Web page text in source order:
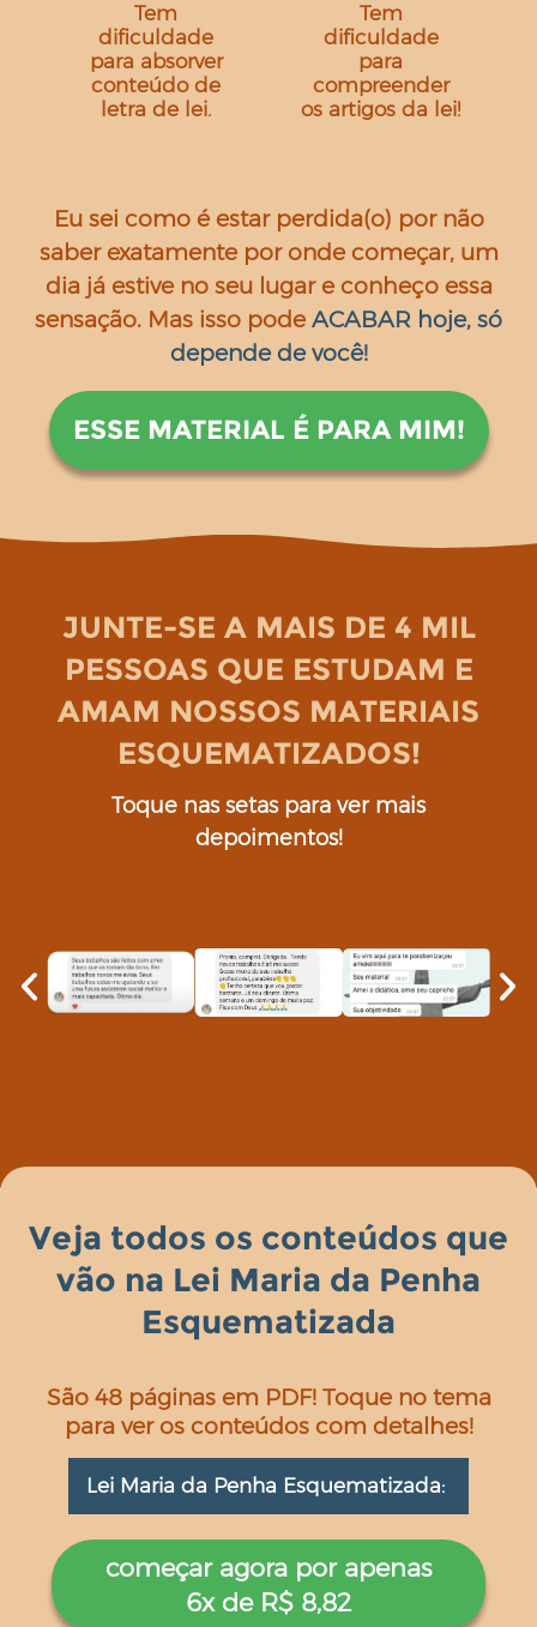
Tem
dificuldade
para absorver
conteúdo de
letra de lei.
Tem
dificuldade
para
compreender
os artigos da lei!
Eu sei como é estar perdida(o) por não
saber exatamente por onde começar, um
dia já estive no seu lugar e conheço essa
sensação. Mas isso pode ACABAR hoje, só
depende de você!
ESSE MATERIAL É PARA MIM!
JUNTE-SE A MAIS DE 4 MIL
PESSOAS QUE ESTUDAM E
AMAM NOSSOS MATERIAIS
ESQUEMATIZADOS!
Toque nas setas para ver mais
depoimentos!
Veja todos os conteúdos que
vão na Lei Maria da Penha
Esquematizada
São 48 páginas em PDF! Toque no tema
para ver os conteúdos com detalhes!
Lei Maria da Penha Esquematizada:
começar agora por apenas
6x de R$ 8,82